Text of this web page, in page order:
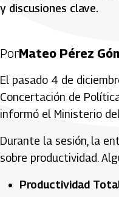
y discusiones clave.
PorMateo Pérez
El pasado 4 de
Concertación de
informó el Ministerio
Durante la sesión, la
sobre productividad.
Productividad